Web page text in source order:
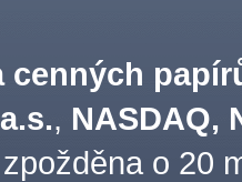
cenných
, NASDAQ,
o 20